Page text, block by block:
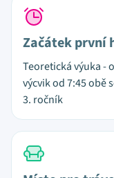
Začátek první
Teoretická výuka -
výcvik od 7:45 obě
3. ročník